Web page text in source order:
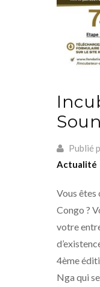
Publié
Actualité
Vous êtes
Congo ?
votre
4ème
Nga qui